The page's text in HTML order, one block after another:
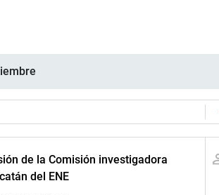
de la Comisión investigadora
del ENE